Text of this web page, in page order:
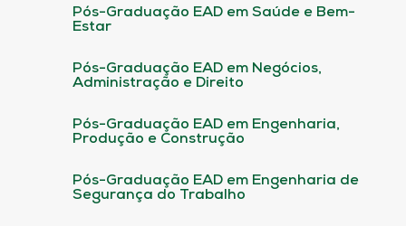
Pós-Graduação EAD em Saúde e Bem-
Estar
Pós-Graduação EAD em Negócios,
Administração e Direito
Pós-Graduação EAD em Engenharia,
Produção e Construção
Pós-Graduação EAD em Engenharia de
Segurança do Trabalho